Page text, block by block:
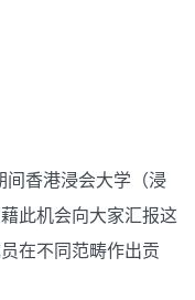
香港浸会大学（浸
此机会向大家汇报这
在不同范畴作出贡